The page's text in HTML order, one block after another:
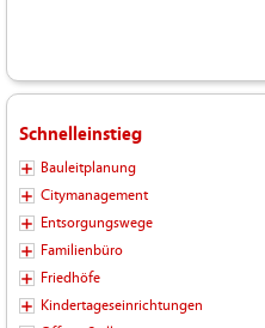
Schnelleinstieg
Bauleitplanung
Citymanagement
Entsorgungswege
Familienbüro
Friedhöfe
Kindertageseinrichtungen